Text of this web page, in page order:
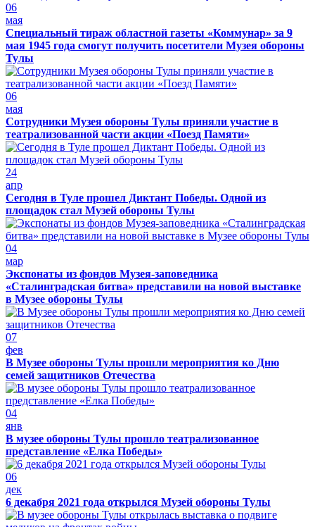
06
мая
Специальный тираж областной газеты «Коммунар» за 9
мая 1945 года смогут получить посетители Музея обороны
Тулы
06
мая
Сотрудники Музея обороны Тулы приняли участие в
театрализованной части акции «Поезд Памяти»
24
апр
Сегодня в Туле прошел Диктант Победы. Одной из
площадок стал Музей обороны Тулы
04
мар
Экспонаты из фондов Музея-заповедника
«Сталинградская битва» представили на новой выставке
в Музее обороны Тулы
07
фев
В Музее обороны Тулы прошли мероприятия ко Дню
семей защитников Отечества
04
янв
В музее обороны Тулы прошло театрализованное
представление «Елка Победы»
06
дек
6 декабря 2021 года открылся Музей обороны Тулы